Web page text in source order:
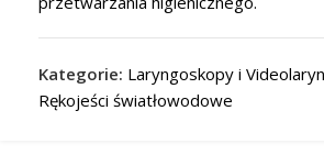
Kategorie: Laryngoskopy i
Rękojeści światłowodowe